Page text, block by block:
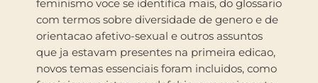
feminismo voce se identifica mais, do glossario
com termos sobre diversidade de genero e de
orientacao afetivo-sexual e outros assuntos
que ja estavam presentes na primeira edicao,
novos temas essenciais foram incluidos, como